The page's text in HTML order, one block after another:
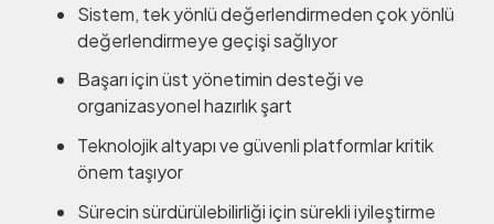
Sistem, tek yönlü değerlendirmeden çok yönlü
değerlendirmeye geçişi sağlıyor
Başarı için üst yönetimin desteği ve
organizasyonel hazırlık şart
Teknolojik altyapı ve güvenli platformlar kritik
önem taşıyor
Sürecin sürdürülebilirliği için sürekli iyileştirme